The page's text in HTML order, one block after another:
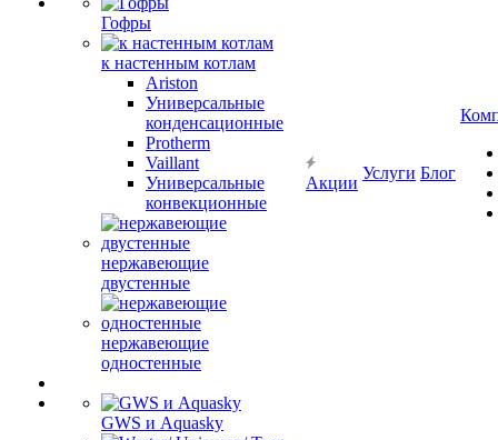
Гофры
к настенным котлам
Ariston
Универсальные
конденсационные
Protherm
Vaillant
Универсальные
конвекционные
нержавеющие
двустенные
нержавеющие
одностенные
GWS и Aquasky
Акции
Услуги Блог